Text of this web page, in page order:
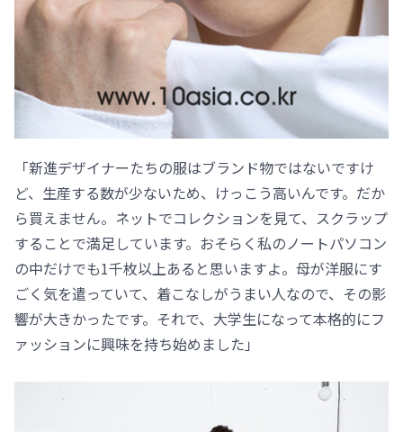
「新進デザイナーたちの服はブランド物ではないですけ
ど、生産する数が少ないため、けっこう高いんです。だか
ら買えません。ネットでコレクションを見て、スクラップ
することで満足しています。おそらく私のノートパソコン
の中だけでも1千枚以上あると思いますよ。母が洋服にす
ごく気を遣っていて、着こなしがうまい人なので、その影
響が大きかったです。それで、大学生になって本格的にフ
ァッションに興味を持ち始めました」